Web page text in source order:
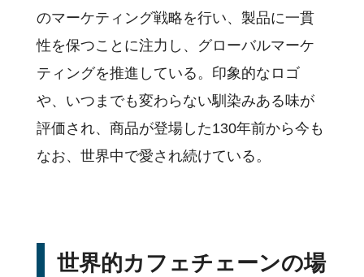
のマーケティング戦略を行い、製品に一貫
性を保つことに注力し、グローバルマーケ
ティングを推進している。印象的なロゴ
や、いつまでも変わらない馴染みある味が
評価され、商品が登場した130年前から今も
なお、世界中で愛され続けている。
世界的カフェチェーンの場